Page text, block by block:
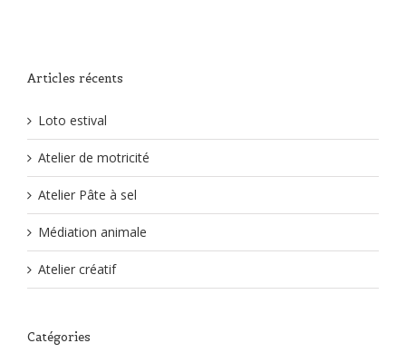
Articles récents
Loto estival
Atelier de motricité
Atelier Pâte à sel
Médiation animale
Atelier créatif
Catégories